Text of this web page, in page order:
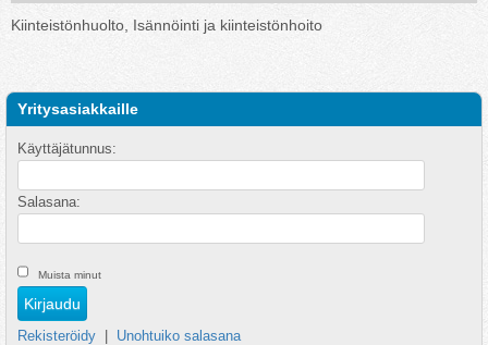
Kiinteistönhuolto, Isännöinti ja kiinteistönhoito
Yritysasiakkaille
Käyttäjätunnus:
Salasana:
Muista minut
Rekisteröidy Unohtuiko salasana